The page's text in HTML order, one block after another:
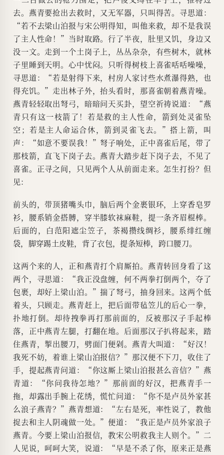
去。燕青要抢出去救时，又无军器，只叫得苦。寻思道：
“若不去梁山泊报与宋公明得知，叫他来救，却不是我误
了主人性命！”当时取路。行了半夜，肚里又饥，身边又
没一文。走到一个土岗子上，丛丛杂杂，有些树木，就林
子里睡到天明。心中忧闷。只听得树枝上喜雀咶咶噪噪，
寻思道：“若是射得下来，村房人家讨些水煮瀑得熟，也
得充饥。”走出林子外，抬头看时，那喜雀朝着燕青噪。
燕青轻轻取出弩弓，暗暗问天买卦，望空祈祷说道：“燕
青只有这一枝箭了！若是救的主人性命，箭到处灵雀坠
空；若是主人命运合休，箭到灵雀飞去。”搭上箭，叫
声：“如意不要误我！”弩子响处，正中喜雀后尾，带了
那枝箭，直飞下岗子去。燕青大踏步赶下岗子去，不见了
喜雀。正寻之间，只见两个人从前面走来。怎生打扮？但
见：
前头的，带顶猪嘴头巾，脑后两个金裹银环，上穿香皂罗
衫，腰系销金搭膊，穿半膝软袜麻鞋，提一条齐眉棍棒。
后面的，白范阳遮尘笠子，茶褐攒线绸衫，腰系绯红缠
袋，脚穿踢土皮鞋，背了衣包，提条短棒，跨口腰刀。
这两个来的人，正和燕青打个肩厮拍。燕青转回身看了这
两个，寻思道：“我正没盘缠，何不两拳打倒两个，夺了
包裹，却好上梁山泊。”揣了弩弓，抽身回来。这两个低
着头，只顾走。燕青赶上，把后面带毡笠儿的后心一拳，
扑地打倒。却待拽拳再打那前面的，反被那汉子手起棒
落，正中燕青左腿，打翻在地。后面那汉子扒将起来，踏
住燕青，掣出腰刀，劈面门便剁。燕青大叫道：“好汉！
我死不妨，着谁上梁山泊报信？”那汉便不下刀，收住了
手，提起燕青问道：“你这厮上梁山泊报甚么音信？”燕
青道：“你问我待怎地？”那前面的好汉，把燕青手一
拖，却露出手腕上花绣，慌忙问道：“你不是卢员外家甚
么浪子燕青？”燕青想道：“左右是死，率性说了，教他
捉去和主人阴魂做一处。”便道：“我正是卢员外家浪子
燕青。今要上梁山泊报信，教宋公明救我主人则个。”二
人见说，呵呵大笑，说道：“早是不杀了你，原来正是燕